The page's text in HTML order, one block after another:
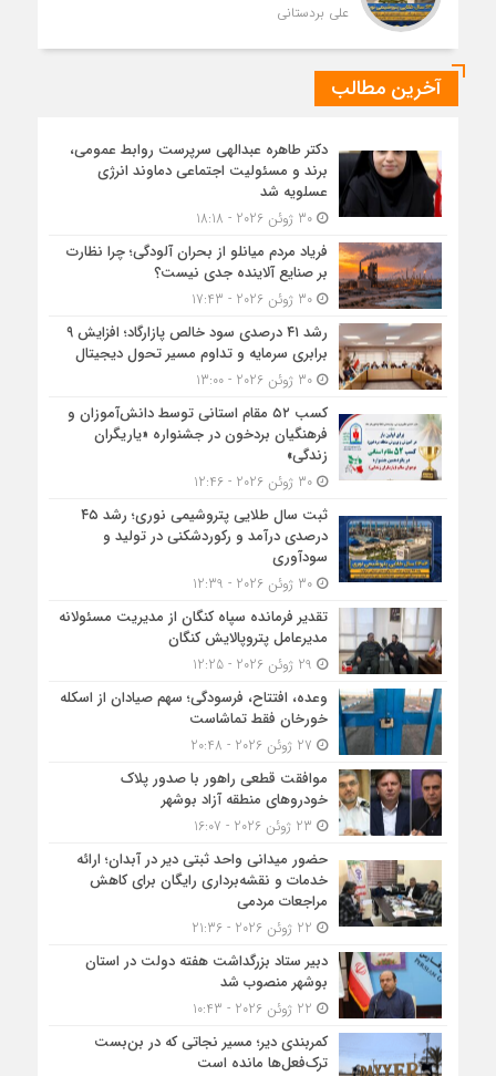
علی بردستانی
آخرین مطالب
دکتر طاهره عبدالهی سرپرست روابط عمومی،
برند و مسئولیت اجتماعی دماوند انرژی
عسلویه شد
30 ژوئن 2026 - 18:18
فریاد مردم میانلو از بحران آلودگی؛ چرا نظارت
بر صنایع آلاینده جدی نیست؟
30 ژوئن 2026 - 17:43
رشد ۴۱ درصدی سود خالص پازارگاد؛ افزایش ۹
برابری سرمایه و تداوم مسیر تحول دیجیتال
30 ژوئن 2026 - 13:00
کسب ۵۲ مقام استانی توسط دانش‌آموزان و
فرهنگیان بردخون در جشنواره «یاریگران
زندگی»
30 ژوئن 2026 - 12:46
ثبت سال طلایی پتروشیمی نوری؛ رشد ۴۵
درصدی درآمد و رکوردشکنی در تولید و
سودآوری
30 ژوئن 2026 - 12:39
تقدیر فرمانده سپاه کنگان از مدیریت مسئولانه
مدیرعامل پتروپالایش کنگان
وعده، افتتاح، فرسودگی؛ سهم صیادان از اسکله
خورخان فقط تماشاست
موافقت قطعی راهور با صدور پلاک
خودروهای منطقه آزاد بوشهر
حضور میدانی واحد ثبتی دیر در آبدان؛ ارائه
خدمات و نقشه‌برداری رایگان برای کاهش
مراجعات مردمی
دبیر ستاد بزرگداشت هفته دولت در استان
بوشهر منصوب شد
کمربندی دیر؛ مسیر نجاتی که در بن‌بست
ترک‌فعل‌ها مانده است